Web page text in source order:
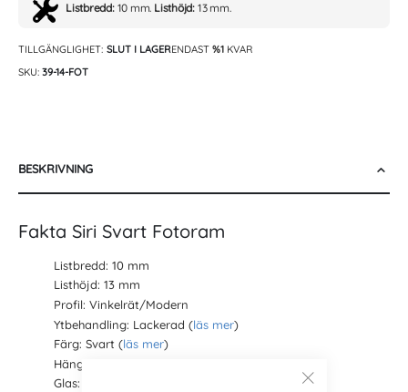
Listbredd:10 mm. Listhöjd: 13 mm.
TILLGÄNGLIGHET: SLUT I LAGERENDAST %1 KVAR
SKU 39-14-FOT
BESKRIVNING
Fakta Siri Svart Fotoram
Listbredd: 10 mm
Listhöjd: 13 mm
Profil: Vinkelrät/Modern
Ytbehandling: Lackerad (läs mer)
Färg: Svart (läs mer)
Hänge: Ja
Glas: Ja